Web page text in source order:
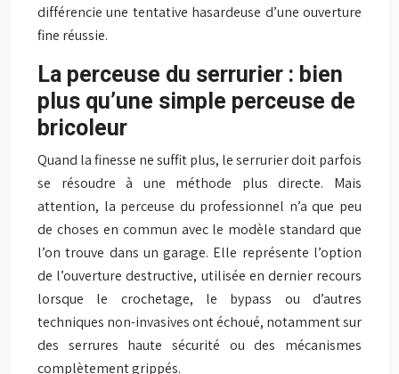
différencie une tentative hasardeuse d’une ouverture
fine réussie.
La perceuse du serrurier : bien
plus qu’une simple perceuse de
bricoleur
Quand la finesse ne suffit plus, le serrurier doit parfois
se résoudre à une méthode plus directe. Mais
attention, la perceuse du professionnel n’a que peu
de choses en commun avec le modèle standard que
l’on trouve dans un garage. Elle représente l’option
de l’ouverture destructive, utilisée en dernier recours
lorsque le crochetage, le bypass ou d’autres
techniques non-invasives ont échoué, notamment sur
des serrures haute sécurité ou des mécanismes
complètement grippés.